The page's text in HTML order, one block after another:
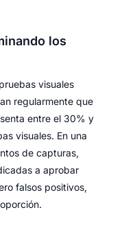
los
visuales
regularmente que
entre el 30% y
visuales. En una
de capturas,
a aprobar
falsos positivos,